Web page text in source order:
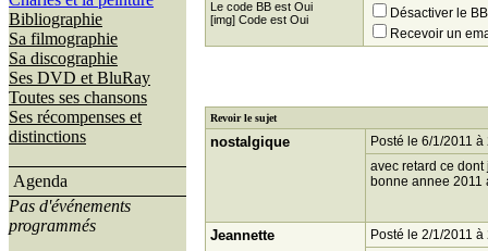
Bibliographie
Sa filmographie
Sa discographie
Ses DVD et BluRay
Toutes ses chansons
Ses récompenses et
distinctions
Agenda
Pas d'événements
programmés
Le code BB est Oui
[img] Code est Oui
Désactiver le
Recevoir un
Revoir le sujet
nostalgique
Posté le 6/1/2011 à
avec retard ce
bonne annee
Jeannette
Posté le 2/1/2011 à